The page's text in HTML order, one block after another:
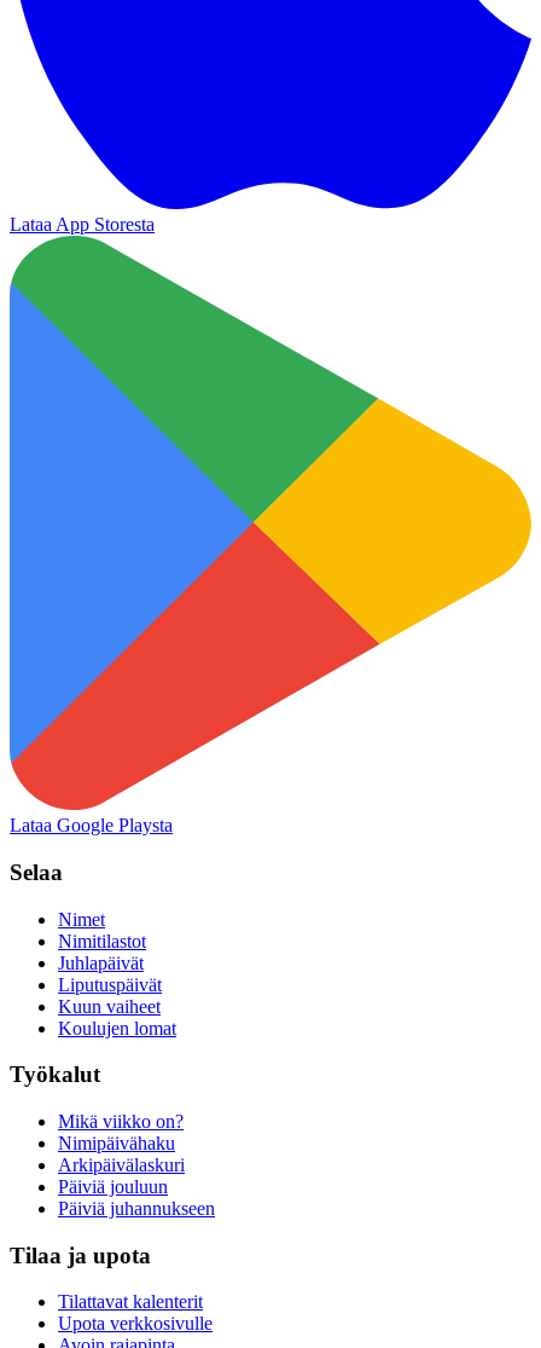
Lataa App Storesta
Lataa Google Playsta
Selaa
Nimet
Nimitilastot
Juhlapäivät
Liputuspäivät
Kuun vaiheet
Koulujen lomat
Työkalut
Mikä viikko on?
Nimipäivähaku
Arkipäivälaskuri
Päiviä jouluun
Päiviä juhannukseen
Tilaa ja upota
Tilattavat kalenterit
Upota verkkosivulle